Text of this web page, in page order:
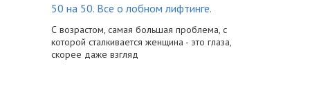
50 на 50. Все о лобном лифтинге.
С возрастом, самая большая проблема, с
которой сталкивается женщина - это глаза,
скорее даже взгляд